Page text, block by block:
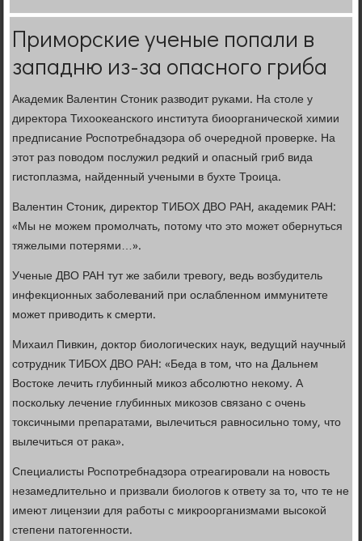
Приморские ученые попали в
западню из-за опасного гриба
Академик Валентин Стоник разводит руками. На столе у
директора Тихоокеанского института биоорганической химии
предписание Роспотребнадзора об очередной проверке. На
этот раз поводом послужил редкий и опасный гриб вида
гистоплазма, найденный учеными в бухте Троица.
Валентин Стоник, директор ТИБОХ ДВО РАН, академик РАН:
«Мы не можем промолчать, потому что это может обернуться
тяжелыми потерями…».
Ученые ДВО РАН тут же забили тревогу, ведь возбудитель
инфекционных заболеваний при ослабленном иммунитете
может приводить к смерти.
Михаил Пивкин, доктор биологических наук, ведущий научный
сотрудник ТИБОХ ДВО РАН: «Беда в том, что на Дальнем
Востоке лечить глубинный микоз абсолютно некому. А
поскольку лечение глубинных микозов связано с очень
токсичными препаратами, вылечиться равносильно тому, что
вылечиться от рака».
Специалисты Роспотребнадзора отреагировали на новость
незамедлительно и призвали биологов к ответу за то, что те не
имеют лицензии для работы с микроорганизмами высокой
степени патогенности.